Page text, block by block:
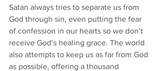
Satan always tries to separate us from
God through sin, even putting the fear
of confession in our hearts so we don’t
receive God’s healing grace. The world
also attempts to keep us as far from God
as possible, offering a thousand